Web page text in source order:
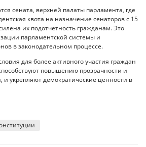
сената, верхней палаты парламента, где
квота на назначение сенаторов с 15
их подотчетность гражданам. Это
парламентской системы и
в законодательном процессе.
для более активного участия граждан
повышению прозрачности и
и укрепляют демократические ценности в